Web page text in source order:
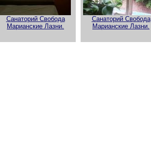
Санаторий Свобода
Марианские Лазни.
Санаторий Свобода
Марианские Лазни.